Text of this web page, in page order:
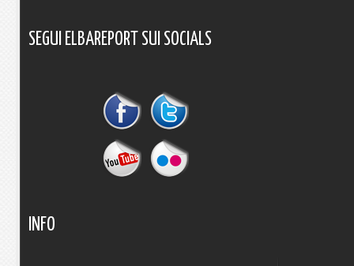
SEGUI ELBAREPORT SUI SOCIALS
INFO